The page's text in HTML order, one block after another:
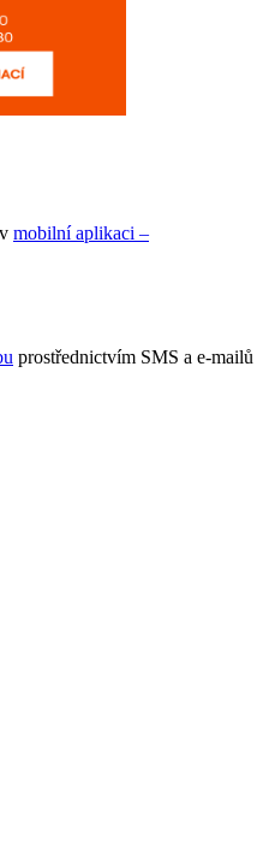
mobilní aplikaci –
prostřednictvím SMS a e-mailů